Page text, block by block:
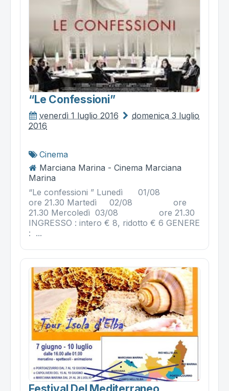
“le Confessioni”
venerdì 1 luglio 2016
domenica 3 luglio
2016
Cinema
Marciana Marina - Cinema Marciana
Marina
“Le confessioni ” Lunedì 01/08
ore 21.30 Martedì 02/08 ore
21.30 Mercoledì 03/08 ore 21.30
INGRESSO : intero € 8, ridotto € 6 GENERE
: ...